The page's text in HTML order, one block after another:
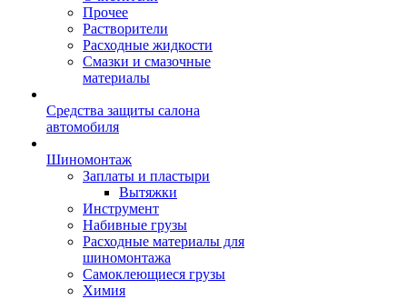
Прочее
Растворители
Расходные жидкости
Смазки и смазочные
материалы
Средства защиты салона
автомобиля
Шиномонтаж
Заплаты и пластыри
Вытяжки
Инструмент
Набивные грузы
Расходные материалы для
шиномонтажа
Самоклеющиеся грузы
Химия